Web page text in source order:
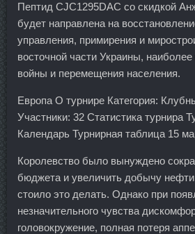
Пептид CJC1295DAC со скидкой
будет направлена на
управления, примирения и
восточной части Украины,
войны и перемещения населения.
Европа О турнире Категория:
Участники: 32 Статистика турнира
Календарь Турнирная таблица 15
Королевство было вынуждено
бюджета и увеличить добычу
стоило это делать. Однако при
незначительного чувства
головокружение, полная потеря